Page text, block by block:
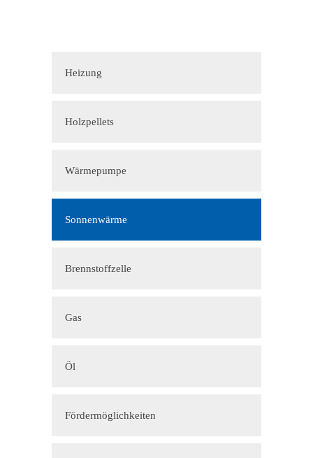
Heizung
Holzpellets
Wärmepumpe
Sonnenwärme
Brennstoffzelle
Gas
Öl
Fördermöglichkeiten